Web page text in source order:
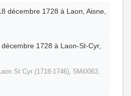
décembre 1728 à Laon, Aisne,
décembre 1728 à Laon-St-Cyr,
St Cyr (1718-1746), 5Mi0063,